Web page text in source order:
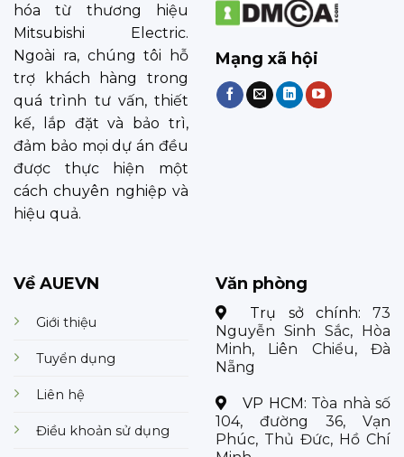
hóa từ thương hiệu
Mitsubishi Electric.
Ngoài ra, chúng tôi hỗ
trợ khách hàng trong
quá trình tư vấn, thiết
kế, lắp đặt và bảo trì,
đảm bảo mọi dự án đều
được thực hiện một
cách chuyên nghiệp và
hiệu quả.
Mạng xã hội
Về AUEVN
Giới thiệu
Tuyển dụng
Liên hệ
Điều khoản sử dụng
Văn phòng
Trụ sở chính: 73
Nguyễn Sinh Sắc, Hòa
Minh, Liên Chiểu, Đà
Nẵng
VP HCM: Tòa nhà số
104, đường 36, Vạn
Phúc, Thủ Đức, Hồ Chí